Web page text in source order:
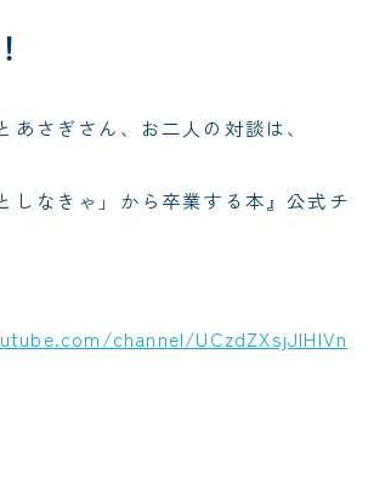
あさぎさん、お二人の対談は、
しなきゃ」から卒業する本』公式チ
channel/UCzdZXsjJlHIVn